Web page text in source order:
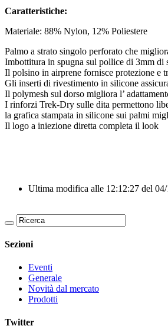
Caratteristiche:
Materiale: 88% Nylon, 12% Poliestere
Palmo a strato singolo perforato che
Imbottitura in spugna sul pollice di 3mm di
Il polsino in airprene fornisce protezione e
Gli inserti di rivestimento in silicone
Il polymesh sul dorso migliora l’
I rinforzi Trek-Dry sulle dita permettono
la grafica stampata in silicone sui palmi
Il logo a iniezione diretta completa il look
Ultima modifica alle 12:12:27 del
Sezioni
Eventi
Generale
Novità dal mercato
Prodotti
Twitter